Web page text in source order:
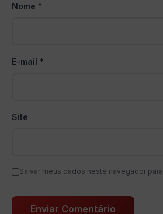
Nome *
E-mail *
Site
Salvar meus dados neste navegador